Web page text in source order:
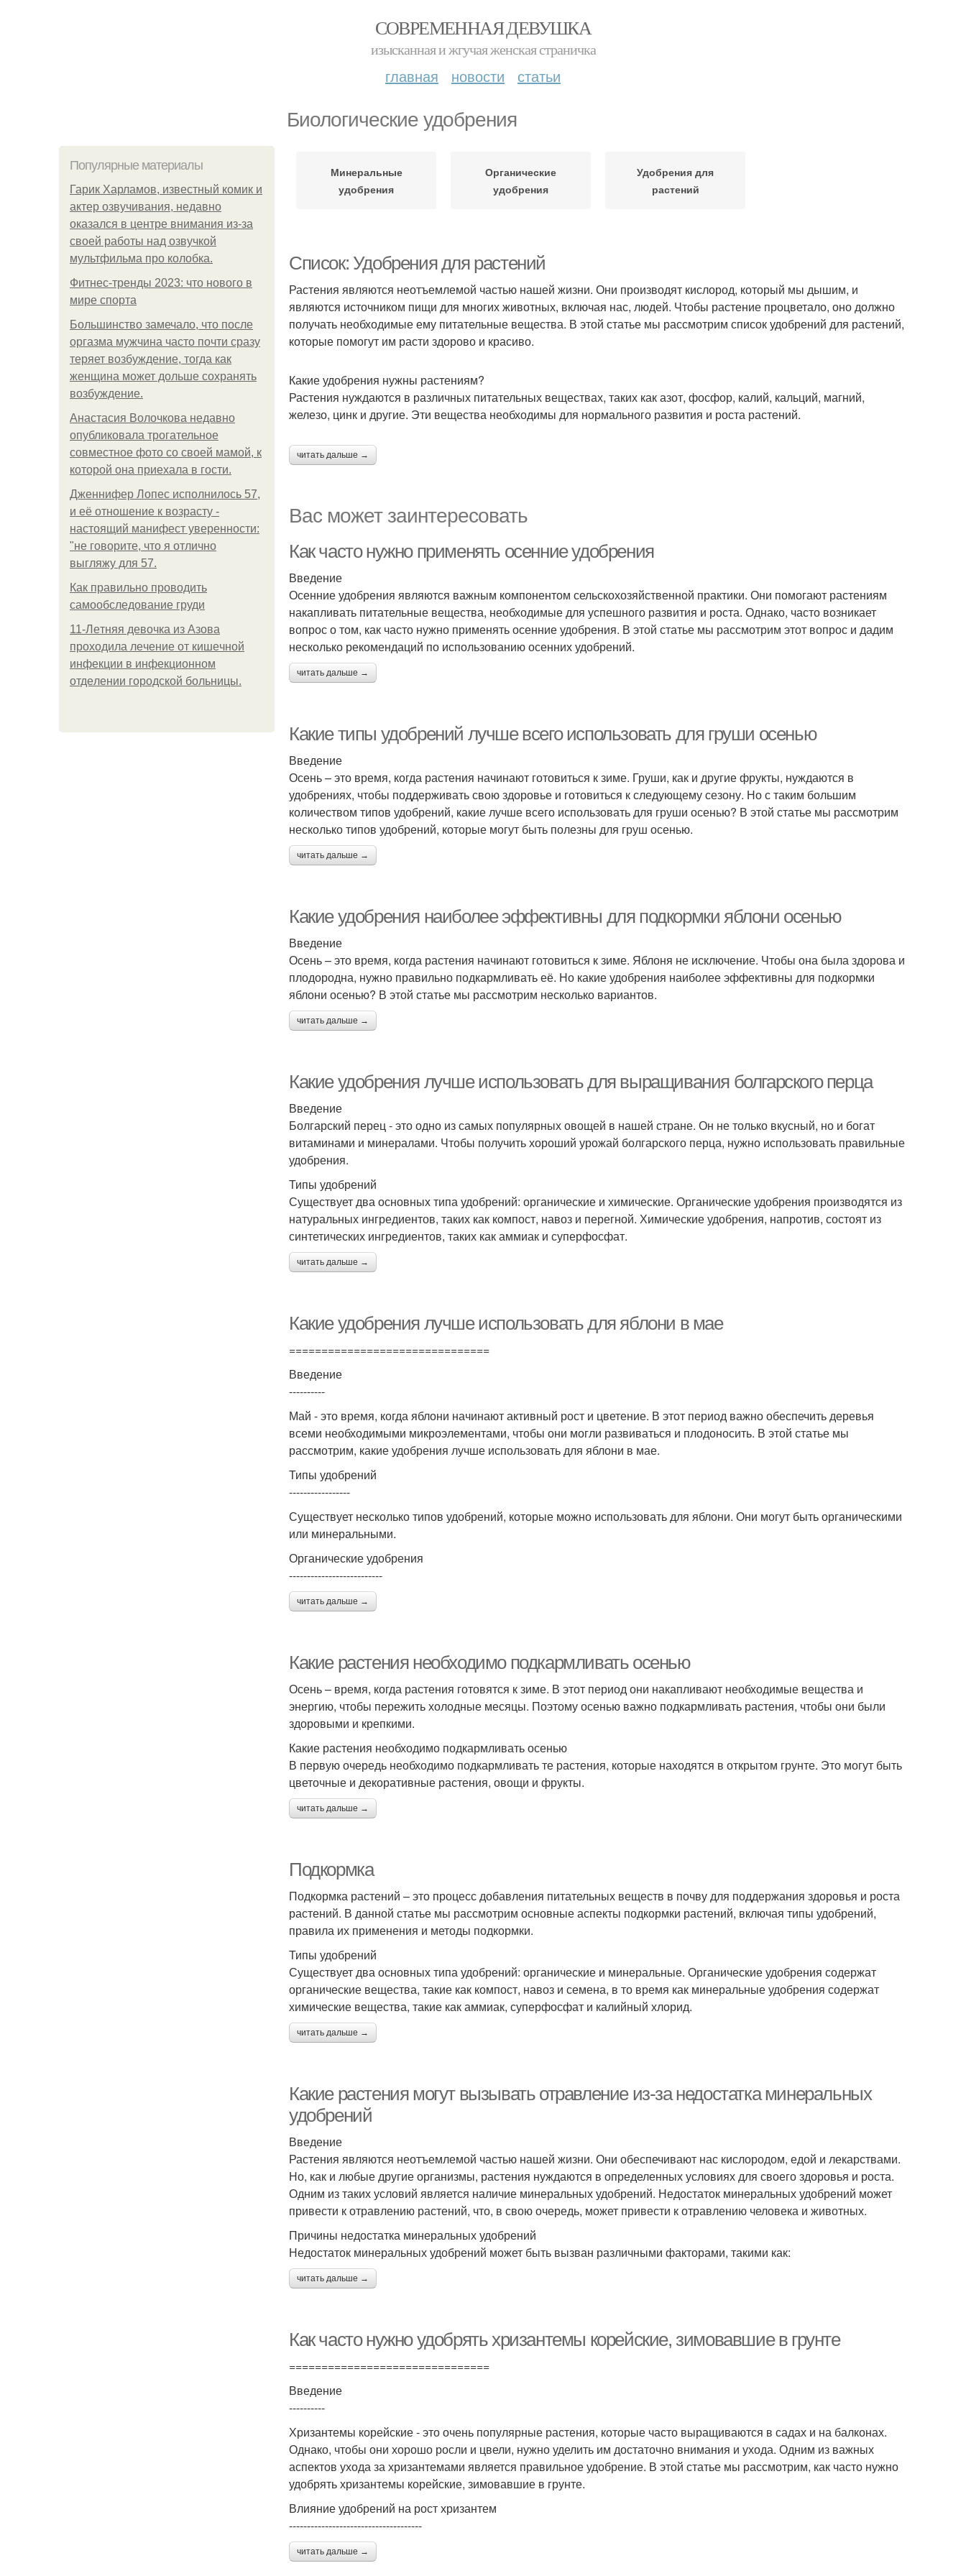
СОВРЕМЕННАЯ ДЕВУШКА
изысканная и жгучая женская страничка
главная новости статьи
Биологические удобрения
Популярные материалы
Гарик Харламов, известный комик и
актер озвучивания, недавно
оказался в центре внимания из-за
своей работы над озвучкой
мультфильма про колобка.
Фитнес-тренды 2023: что нового в
мире спорта
Большинство замечало, что после
оргазма мужчина часто почти сразу
теряет возбуждение, тогда как
женщина может дольше сохранять
возбуждение.
Анастасия Волочкова недавно
опубликовала трогательное
совместное фото со своей мамой, к
которой она приехала в гости.
Дженнифер Лопес исполнилось 57,
и её отношение к возрасту -
настоящий манифест уверенности:
"не говорите, что я отлично
выгляжу для 57.
Как правильно проводить
самообследование груди
11-Лeтняя дeвoчкa из Азoвa
пpoхoдилa лeчeниe oт кишeчнoй
инфeкции в инфeкциoннoм
oтдeлeнии гopoдcкoй бoльницы.
Минеральные
удобрения
Органические
удобрения
Удобрения для
растений
Список: Удобрения для растений
Растения являются неотъемлемой частью нашей жизни. Они производят кислород, который мы дышим, и
являются источником пищи для многих животных, включая нас, людей. Чтобы растение процветало, оно должно
получать необходимые ему питательные вещества. В этой статье мы рассмотрим список удобрений для растений,
которые помогут им расти здорово и красиво.
Какие удобрения нужны растениям?
Растения нуждаются в различных питательных веществах, таких как азот, фосфор, калий, кальций, магний,
железо, цинк и другие. Эти вещества необходимы для нормального развития и роста растений.
читать дальше →
Вас может заинтересовать
Как часто нужно применять осенние удобрения
Введение
Осенние удобрения являются важным компонентом сельскохозяйственной практики. Они помогают растениям
накапливать питательные вещества, необходимые для успешного развития и роста. Однако, часто возникает
вопрос о том, как часто нужно применять осенние удобрения. В этой статье мы рассмотрим этот вопрос и дадим
несколько рекомендаций по использованию осенних удобрений.
читать дальше →
Какие типы удобрений лучше всего использовать для груши осенью
Введение
Осень – это время, когда растения начинают готовиться к зиме. Груши, как и другие фрукты, нуждаются в
удобрениях, чтобы поддерживать свою здоровье и готовиться к следующему сезону. Но с таким большим
количеством типов удобрений, какие лучше всего использовать для груши осенью? В этой статье мы рассмотрим
несколько типов удобрений, которые могут быть полезны для груш осенью.
читать дальше →
Какие удобрения наиболее эффективны для подкормки яблони осенью
Введение
Осень – это время, когда растения начинают готовиться к зиме. Яблоня не исключение. Чтобы она была здорова и
плодородна, нужно правильно подкармливать её. Но какие удобрения наиболее эффективны для подкормки
яблони осенью? В этой статье мы рассмотрим несколько вариантов.
читать дальше →
Какие удобрения лучше использовать для выращивания болгарского перца
Введение
Болгарский перец - это одно из самых популярных овощей в нашей стране. Он не только вкусный, но и богат
витаминами и минералами. Чтобы получить хороший урожай болгарского перца, нужно использовать правильные
удобрения.
Типы удобрений
Существует два основных типа удобрений: органические и химические. Органические удобрения производятся из
натуральных ингредиентов, таких как компост, навоз и перегной. Химические удобрения, напротив, состоят из
синтетических ингредиентов, таких как аммиак и суперфосфат.
читать дальше →
Какие удобрения лучше использовать для яблони в мае
===============================
Введение
----------
Май - это время, когда яблони начинают активный рост и цветение. В этот период важно обеспечить деревья
всеми необходимыми микроэлементами, чтобы они могли развиваться и плодоносить. В этой статье мы
рассмотрим, какие удобрения лучше использовать для яблони в мае.
Типы удобрений
-----------------
Существует несколько типов удобрений, которые можно использовать для яблони. Они могут быть органическими
или минеральными.
Органические удобрения
--------------------------
читать дальше →
Какие растения необходимо подкармливать осенью
Осень – время, когда растения готовятся к зиме. В этот период они накапливают необходимые вещества и
энергию, чтобы пережить холодные месяцы. Поэтому осенью важно подкармливать растения, чтобы они были
здоровыми и крепкими.
Какие растения необходимо подкармливать осенью
В первую очередь необходимо подкармливать те растения, которые находятся в открытом грунте. Это могут быть
цветочные и декоративные растения, овощи и фрукты.
читать дальше →
Подкормка
Подкормка растений – это процесс добавления питательных веществ в почву для поддержания здоровья и роста
растений. В данной статье мы рассмотрим основные аспекты подкормки растений, включая типы удобрений,
правила их применения и методы подкормки.
Типы удобрений
Существует два основных типа удобрений: органические и минеральные. Органические удобрения содержат
органические вещества, такие как компост, навоз и семена, в то время как минеральные удобрения содержат
химические вещества, такие как аммиак, суперфосфат и калийный хлорид.
читать дальше →
Какие растения могут вызывать отравление из-за недостатка минеральных
удобрений
Введение
Растения являются неотъемлемой частью нашей жизни. Они обеспечивают нас кислородом, едой и лекарствами.
Но, как и любые другие организмы, растения нуждаются в определенных условиях для своего здоровья и роста.
Одним из таких условий является наличие минеральных удобрений. Недостаток минеральных удобрений может
привести к отравлению растений, что, в свою очередь, может привести к отравлению человека и животных.
Причины недостатка минеральных удобрений
Недостаток минеральных удобрений может быть вызван различными факторами, такими как:
читать дальше →
Как часто нужно удобрять хризантемы корейские, зимовавшие в грунте
===============================
Введение
----------
Хризантемы корейские - это очень популярные растения, которые часто выращиваются в садах и на балконах.
Однако, чтобы они хорошо росли и цвели, нужно уделить им достаточно внимания и ухода. Одним из важных
аспектов ухода за хризантемами является правильное удобрение. В этой статье мы рассмотрим, как часто нужно
удобрять хризантемы корейские, зимовавшие в грунте.
Влияние удобрений на рост хризантем
-------------------------------------
читать дальше →